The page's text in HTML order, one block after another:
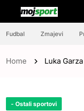
Fudbal Zmajevi
Home Luka
- Ostali sportovi